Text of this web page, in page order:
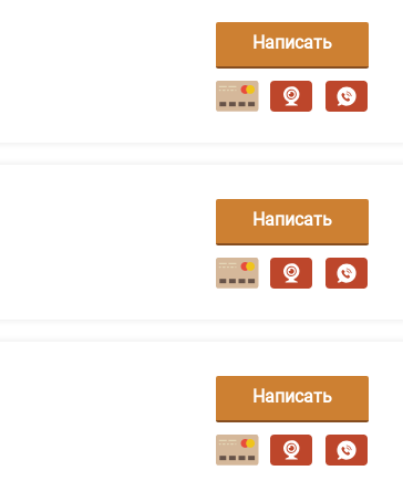
Написать
сообщение
Написать
сообщение
Написать
сообщение